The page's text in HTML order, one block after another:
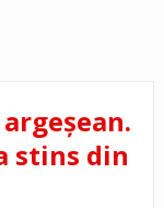
stins din